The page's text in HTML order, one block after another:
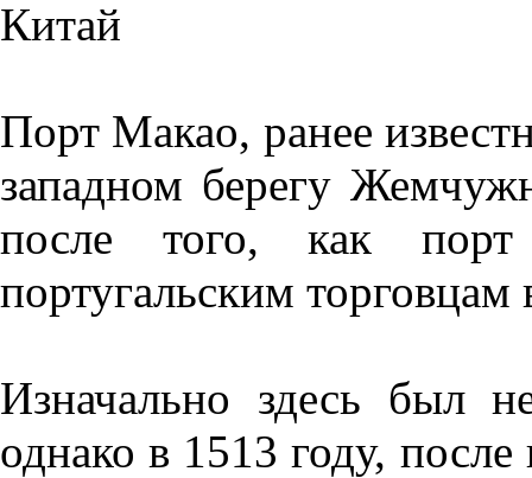
Порт Макао, ранее
западном берегу
после того, как
португальским
Изначально здесь был
однако в 1513 году,